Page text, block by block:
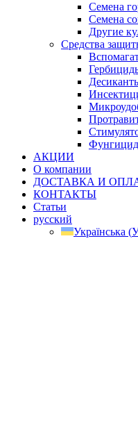
Семена
Семена
Другие
Средства
АКЦИИ
О компании
ДОСТАВКА И
КОНТАКТЫ
Статьи
русский
Українська (